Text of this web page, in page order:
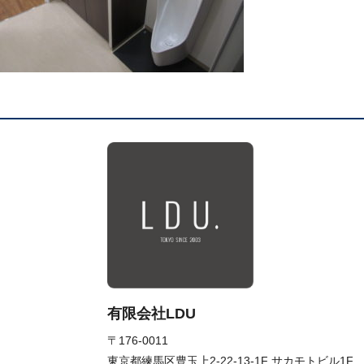
有限会社LDU
〒176-0011
東京都練馬区豊玉上2-22-13-1F サカモトビル1F